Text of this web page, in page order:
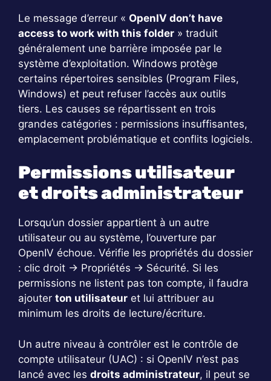
Le message d’erreur « OpenIV don’t have
access to work with this folder » traduit
généralement une barrière imposée par le
système d’exploitation. Windows protège
certains répertoires sensibles (Program Files,
Windows) et peut refuser l’accès aux outils
tiers. Les causes se répartissent en trois
grandes catégories : permissions insuffisantes,
emplacement problématique et conflits logiciels.
Permissions utilisateur
et droits administrateur
Lorsqu’un dossier appartient à un autre
utilisateur ou au système, l’ouverture par
OpenIV échoue. Vérifie les propriétés du dossier
: clic droit → Propriétés → Sécurité. Si les
permissions ne listent pas ton compte, il faudra
ajouter ton utilisateur et lui attribuer au
minimum les droits de lecture/écriture.
Un autre niveau à contrôler est le contrôle de
compte utilisateur (UAC) : si OpenIV n’est pas
lancé avec les droits administrateur, il peut se